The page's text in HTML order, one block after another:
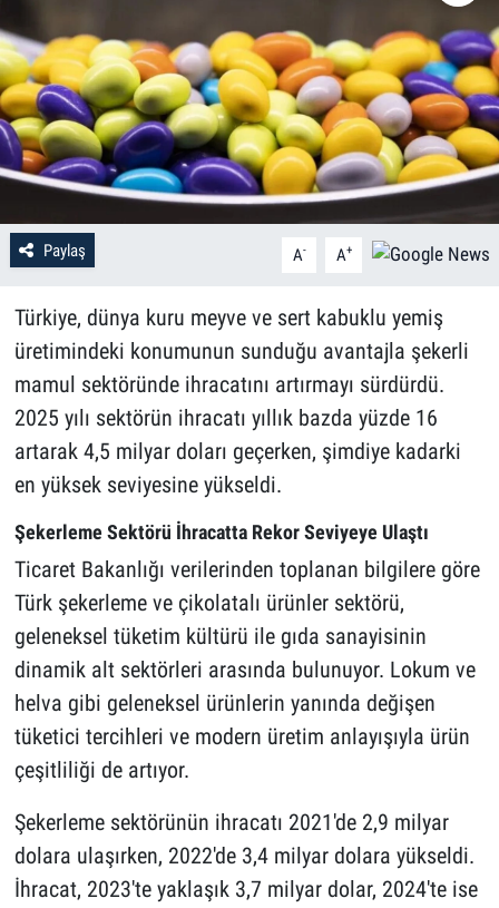
Paylaş A- A+
Türkiye, dünya kuru meyve ve sert kabuklu yemiş
üretimindeki konumunun sunduğu avantajla şekerli
mamul sektöründe ihracatını artırmayı sürdürdü.
2025 yılı sektörün ihracatı yıllık bazda yüzde 16
artarak 4,5 milyar doları geçerken, şimdiye kadarki
en yüksek seviyesine yükseldi.
Şekerleme Sektörü İhracatta Rekor Seviyeye Ulaştı
Ticaret Bakanlığı verilerinden toplanan bilgilere göre
Türk şekerleme ve çikolatalı ürünler sektörü,
geleneksel tüketim kültürü ile gıda sanayisinin
dinamik alt sektörleri arasında bulunuyor. Lokum ve
helva gibi geleneksel ürünlerin yanında değişen
tüketici tercihleri ve modern üretim anlayışıyla ürün
çeşitliliği de artıyor.
Şekerleme sektörünün ihracatı 2021'de 2,9 milyar
dolara ulaşırken, 2022'de 3,4 milyar dolara yükseldi.
İhracat, 2023'te yaklaşık 3,7 milyar dolar, 2024'te ise